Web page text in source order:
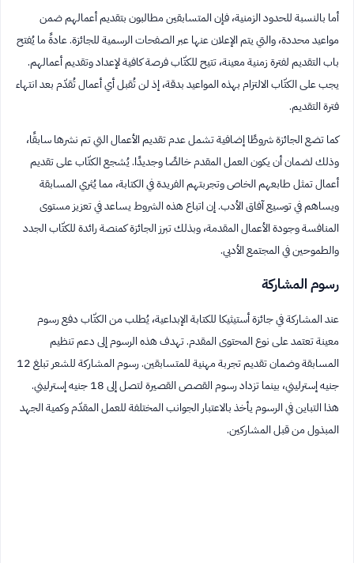
أما بالنسبة للحدود الزمنية، فإن المتسابقين مطالبون بتقديم أعمالهم ضمن
مواعيد محددة، والتي يتم الإعلان عنها عبر الصفحات الرسمية للجائزة. عادةً ما يُفتح
باب التقديم لفترة زمنية معينة، تتيح للكتّاب فرصة كافية لإعداد وتقديم أعمالهم.
يجب على الكتّاب الالتزام بهذه المواعيد بدقة، إذ لن تُقبل أي أعمال تُقدّم بعد انتهاء
فترة التقديم.
كما تضع الجائزة شروطًا إضافية تشمل عدم تقديم الأعمال التي تم نشرها سابقًا،
وذلك لضمان أن يكون العمل المقدم خالصًا وجديدًا. يُشجع الكتّاب على تقديم
أعمال تمثل طابعهم الخاص وتجربتهم الفريدة في الكتابة، مما يُثري المسابقة
ويساهم في توسيع آفاق الأدب. إن اتباع هذه الشروط يساعد في تعزيز مستوى
المنافسة وجودة الأعمال المقدمة، وبذلك تبرز الجائزة كمنصة رائدة للكتّاب الجدد
والطموحين في المجتمع الأدبي.
رسوم المشاركة
عند المشاركة في جائزة أستيثيكا للكتابة الإبداعية، يُطلب من الكتّاب دفع رسوم
معينة تعتمد على نوع المحتوى المقدم. تهدف هذه الرسوم إلى دعم تنظيم
المسابقة وضمان تقديم تجربة مهنية للمتسابقين. رسوم المشاركة للشعر تبلغ 12
جنيه إسترليني، بينما تزداد رسوم القصص القصيرة لتصل إلى 18 جنيه إسترليني.
هذا التباين في الرسوم يأخذ بالاعتبار الجوانب المختلفة للعمل المقدّم وكمية الجهد
المبذول من قبل المشاركين.